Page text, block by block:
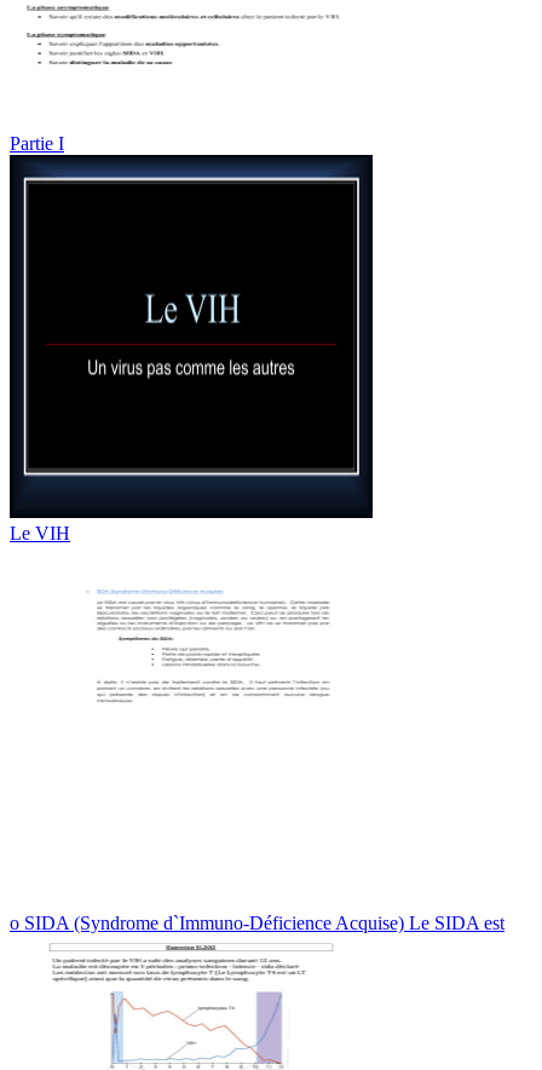
Partie I
Le VIH
o SIDA (Syndrome d`Immuno-Déficience Acquise) Le SIDA est